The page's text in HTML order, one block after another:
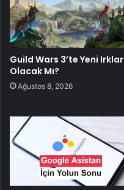
Guild Wars 3’te Yeni Irklar
Olacak Mı?
Ağustos 8, 2026